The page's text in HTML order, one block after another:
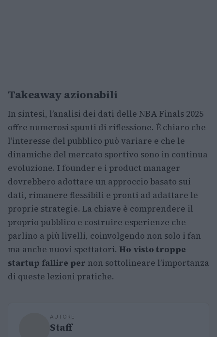
Takeaway azionabili
In sintesi, l’analisi dei dati delle NBA Finals 2025
offre numerosi spunti di riflessione. È chiaro che
l’interesse del pubblico può variare e che le
dinamiche del mercato sportivo sono in continua
evoluzione. I founder e i product manager
dovrebbero adottare un approccio basato sui
dati, rimanere flessibili e pronti ad adattare le
proprie strategie. La chiave è comprendere il
proprio pubblico e costruire esperienze che
parlino a più livelli, coinvolgendo non solo i fan
ma anche nuovi spettatori. Ho visto troppe
startup fallire per non sottolineare l’importanza
di queste lezioni pratiche.
AUTORE
Staff